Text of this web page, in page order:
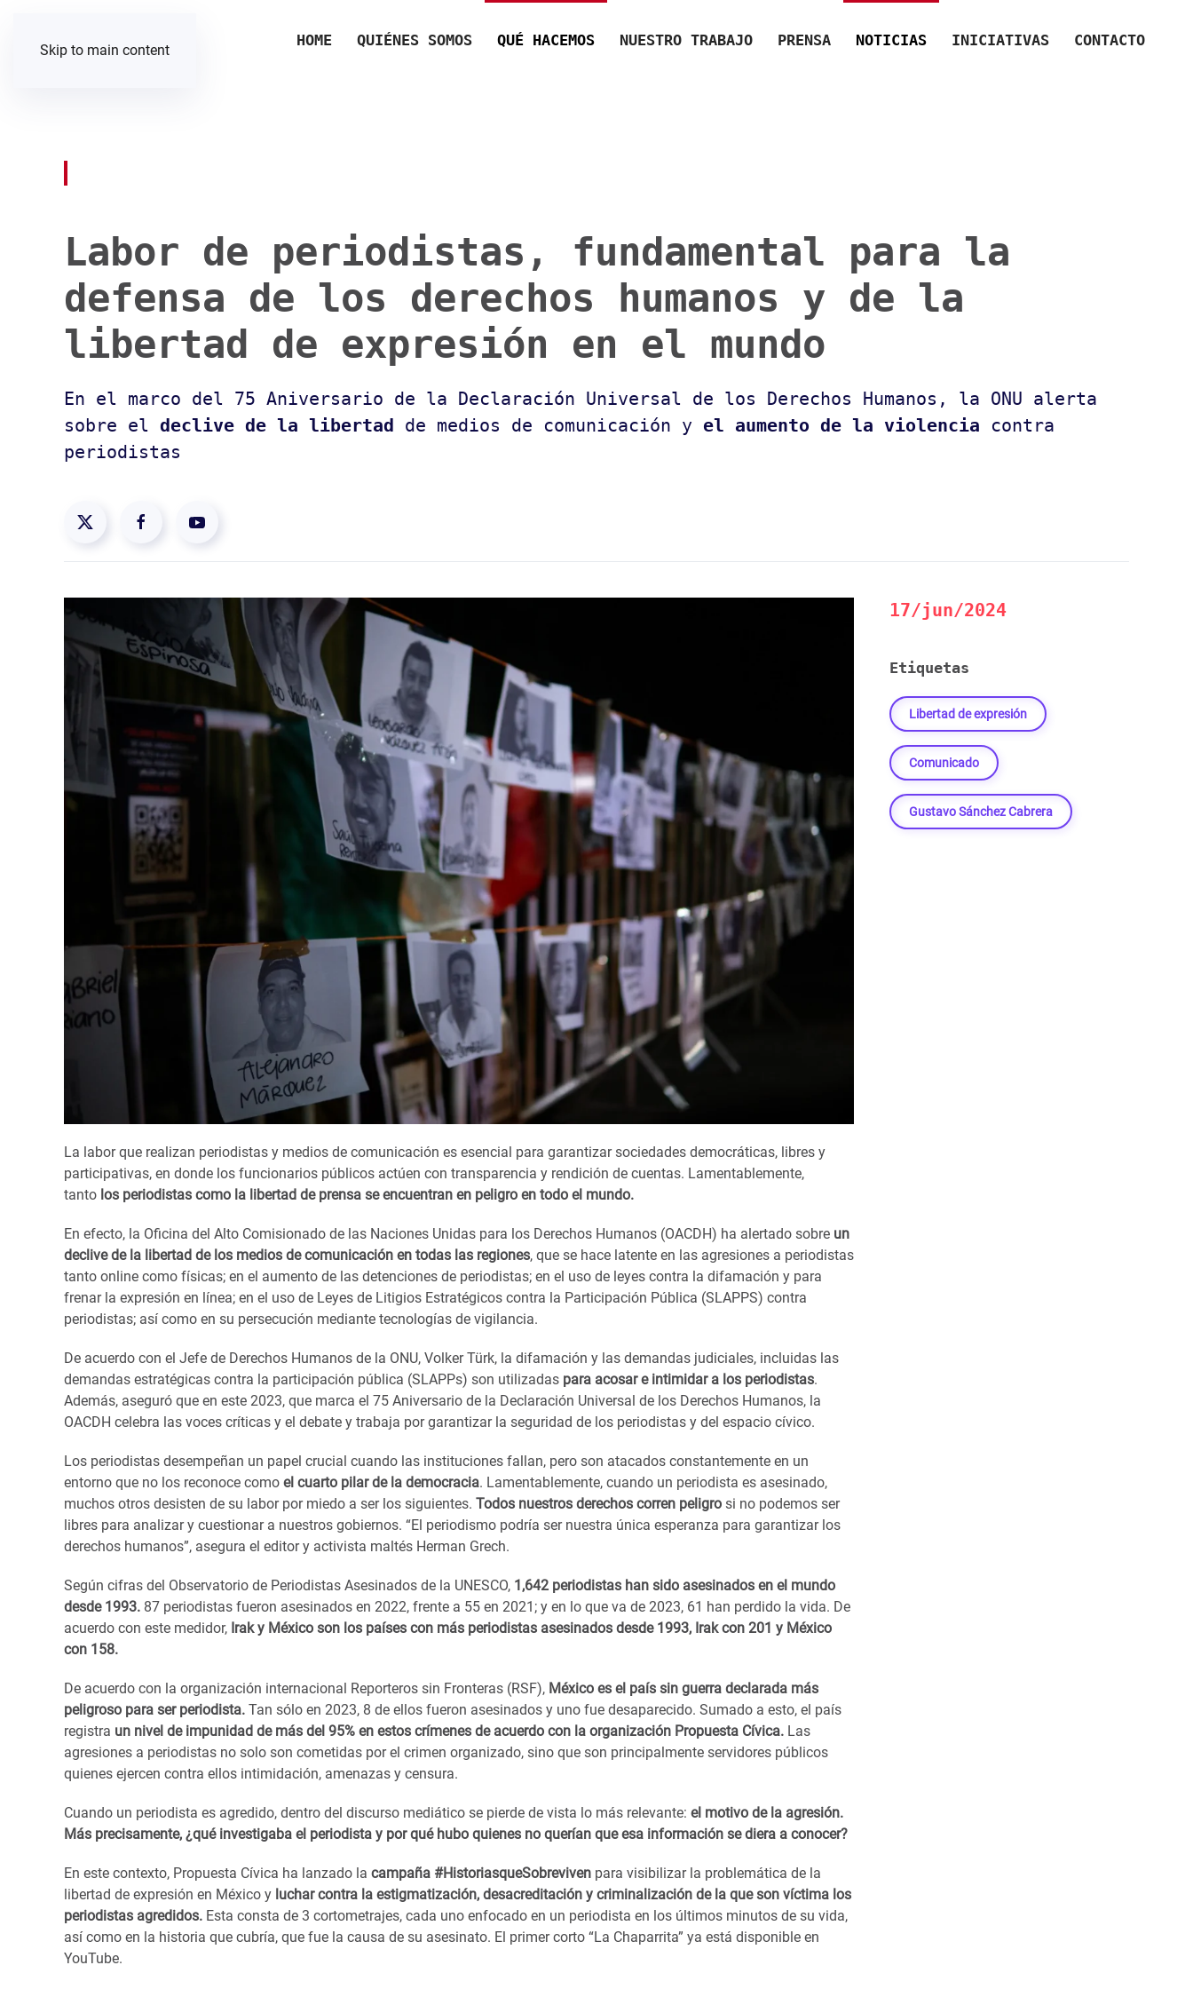
Skip to main content
HOME QUIÉNES SOMOS QUÉ HACEMOS NUESTRO TRABAJO PRENSA NOTICIAS INICIATIVAS CONTACTO
Labor de periodistas, fundamental para la
defensa de los derechos humanos y de la
libertad de expresión en el mundo
En el marco del 75 Aniversario de la Declaración Universal de los Derechos Humanos, la ONU alerta
sobre el declive de la libertad de medios de comunicación y el aumento de la violencia contra
periodistas
La labor que realizan periodistas y medios de comunicación es esencial para garantizar sociedades democráticas, libres y
participativas, en donde los funcionarios públicos actúen con transparencia y rendición de cuentas. Lamentablemente,
tanto los periodistas como la libertad de prensa se encuentran en peligro en todo el mundo.
En efecto, la Oficina del Alto Comisionado de las Naciones Unidas para los Derechos Humanos (OACDH) ha alertado sobre un
declive de la libertad de los medios de comunicación en todas las regiones, que se hace latente en las agresiones a periodistas
tanto online como físicas; en el aumento de las detenciones de periodistas; en el uso de leyes contra la difamación y para
frenar la expresión en línea; en el uso de Leyes de Litigios Estratégicos contra la Participación Pública (SLAPPS) contra
periodistas; así como en su persecución mediante tecnologías de vigilancia.
De acuerdo con el Jefe de Derechos Humanos de la ONU, Volker Türk, la difamación y las demandas judiciales, incluidas las
demandas estratégicas contra la participación pública (SLAPPs) son utilizadas para acosar e intimidar a los periodistas.
Además, aseguró que en este 2023, que marca el 75 Aniversario de la Declaración Universal de los Derechos Humanos, la
OACDH celebra las voces críticas y el debate y trabaja por garantizar la seguridad de los periodistas y del espacio cívico.
Los periodistas desempeñan un papel crucial cuando las instituciones fallan, pero son atacados constantemente en un
entorno que no los reconoce como el cuarto pilar de la democracia. Lamentablemente, cuando un periodista es asesinado,
muchos otros desisten de su labor por miedo a ser los siguientes. Todos nuestros derechos corren peligro si no podemos ser
libres para analizar y cuestionar a nuestros gobiernos. “El periodismo podría ser nuestra única esperanza para garantizar los
derechos humanos”, asegura el editor y activista maltés Herman Grech.
Según cifras del Observatorio de Periodistas Asesinados de la UNESCO, 1,642 periodistas han sido asesinados en el mundo
desde 1993. 87 periodistas fueron asesinados en 2022, frente a 55 en 2021; y en lo que va de 2023, 61 han perdido la vida. De
acuerdo con este medidor, Irak y México son los países con más periodistas asesinados desde 1993, Irak con 201 y México
con 158.
De acuerdo con la organización internacional Reporteros sin Fronteras (RSF), México es el país sin guerra declarada más
peligroso para ser periodista. Tan sólo en 2023, 8 de ellos fueron asesinados y uno fue desaparecido. Sumado a esto, el país
registra un nivel de impunidad de más del 95% en estos crímenes de acuerdo con la organización Propuesta Cívica. Las
agresiones a periodistas no solo son cometidas por el crimen organizado, sino que son principalmente servidores públicos
quienes ejercen contra ellos intimidación, amenazas y censura.
Cuando un periodista es agredido, dentro del discurso mediático se pierde de vista lo más relevante: el motivo de la agresión.
Más precisamente, ¿qué investigaba el periodista y por qué hubo quienes no querían que esa información se diera a conocer?
En este contexto, Propuesta Cívica ha lanzado la campaña #HistoriasqueSobreviven para visibilizar la problemática de la
libertad de expresión en México y luchar contra la estigmatización, desacreditación y criminalización de la que son víctima los
periodistas agredidos. Esta consta de 3 cortometrajes, cada uno enfocado en un periodista en los últimos minutos de su vida,
así como en la historia que cubría, que fue la causa de su asesinato. El primer corto “La Chaparrita” ya está disponible en
YouTube.
17/jun/2024
Etiquetas
Libertad de expresión
Comunicado
Gustavo Sánchez Cabrera